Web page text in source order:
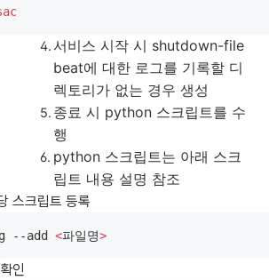
서비스 시작 시 shutdown-file
beat에 대한 로그를 기록할 디
렉토리가 없는 경우 생성
종료 시 python 스크립트를 수
행
python 스크립트는 아래 스크
립트 내용 설명 참조
스크립트 등록
--add <파일명>
인